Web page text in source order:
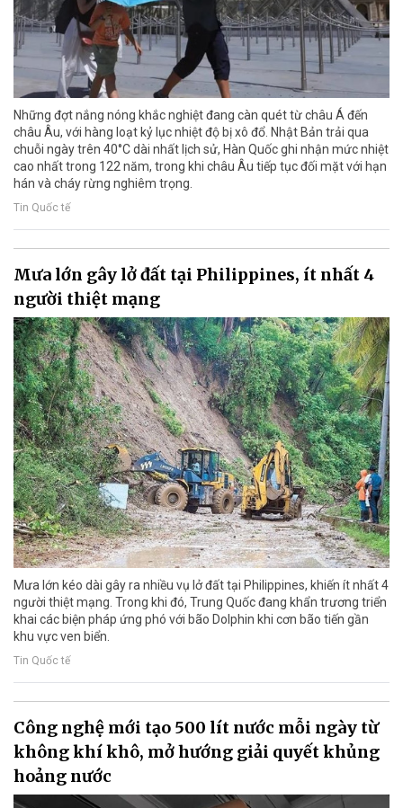
Những đợt nắng nóng khắc nghiệt đang càn quét từ châu Á đến
châu Âu, với hàng loạt kỷ lục nhiệt độ bị xô đổ. Nhật Bản trải qua
chuỗi ngày trên 40°C dài nhất lịch sử, Hàn Quốc ghi nhận mức nhiệt
cao nhất trong 122 năm, trong khi châu Âu tiếp tục đối mặt với hạn
hán và cháy rừng nghiêm trọng.
Tin Quốc tế
Mưa lớn gây lở đất tại Philippines, ít nhất 4
người thiệt mạng
Mưa lớn kéo dài gây ra nhiều vụ lở đất tại Philippines, khiến ít nhất 4
người thiệt mạng. Trong khi đó, Trung Quốc đang khẩn trương triển
khai các biện pháp ứng phó với bão Dolphin khi cơn bão tiến gần
khu vực ven biển.
Tin Quốc tế
Công nghệ mới tạo 500 lít nước mỗi ngày từ
không khí khô, mở hướng giải quyết khủng
hoảng nước